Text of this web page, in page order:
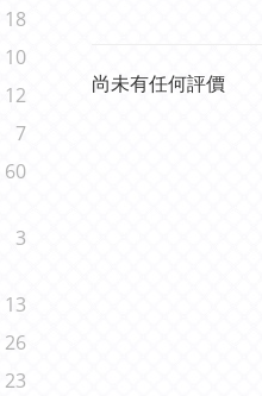
18
10
12
7
60
3
13
26
23
尚未有任何評價